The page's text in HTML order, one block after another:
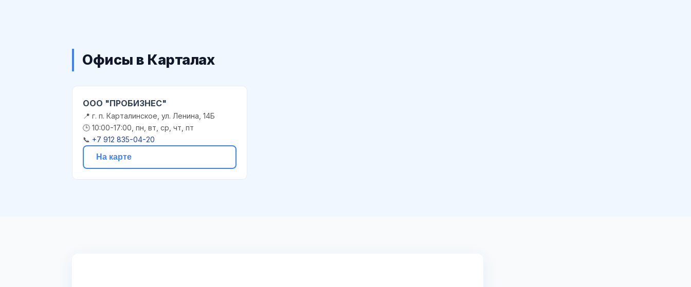
Офисы в Карталах
ООО "ПРОБИЗНЕС"
📍 г. п. Карталинское, ул. Ленина, 14Б
🕒 10:00-17:00, пн, вт, ср, чт, пт
📞 +7 912 835-04-20
На карте